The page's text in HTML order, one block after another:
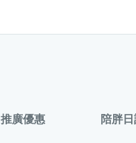
推廣優惠 陪胖